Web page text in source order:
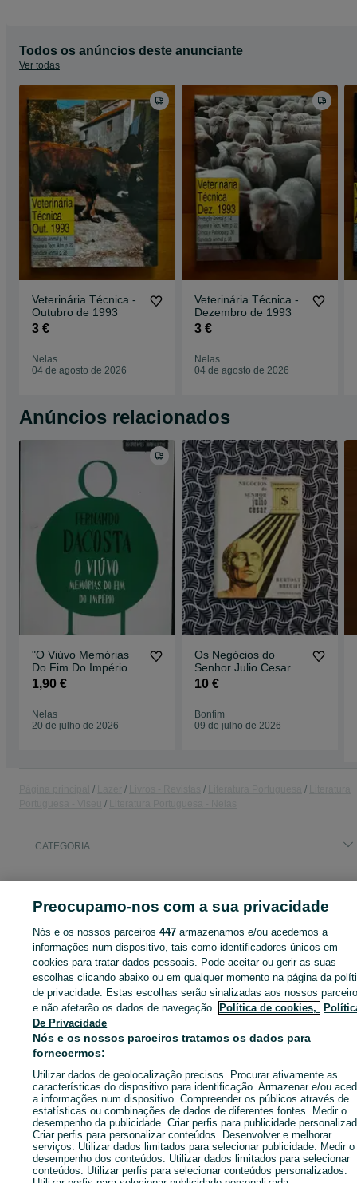
Todos os anúncios deste anunciante
Ver todas
Veterinária Técnica -
Outubro de 1993
3 €
Nelas
04 de agosto de 2026
Veterinária Técnica -
Dezembro de 1993
3 €
Nelas
04 de agosto de 2026
Anúncios relacionados
"O Viúvo Memórias
Do Fim Do Império -
Fernando DaCosta"
Coleção
1,90 €
Nelas
20 de julho de 2026
Os Negócios do
Senhor Julio Cesar -
Bertold Brecht
10 €
Bonfim
09 de julho de 2026
CATEGORIA
Entra na tua conta OLX ou cria uma nova para contactares
anunciante
Entrar ou criar conta
Enviar mensagem
Preocupamo-nos com a sua privacidade
Nós e os nossos parceiros447 armazenamos e/ou acedemos a
informações num dispositivo, tais como identificadores únicos em
cookies para tratar dados pessoais. Pode aceitar ou gerir as suas
escolhas clicando abaixo ou em qualquer momento na página da
de privacidade. Estas escolhas serão sinalizadas aos nossos
e não afetarão os dados de navegação. Política de cookies,
De Privacidade
Nós e os nossos parceiros tratamos os dados para
fornecermos:
Utilizar dados de geolocalização precisos. Procurar ativamente as
características do dispositivo para identificação. Armazenar e/ou
a informações num dispositivo. Compreender os públicos através de
estatísticas ou combinações de dados de diferentes fontes. Medir o
desempenho da publicidade. Criar perfis para publicidade
Criar perfis para personalizar conteúdos. Desenvolver e melhorar
serviços. Utilizar dados limitados para selecionar publicidade. Medir o
desempenho dos conteúdos. Utilizar dados limitados para selecionar
conteúdos. Utilizar perfis para selecionar conteúdos personalizados.